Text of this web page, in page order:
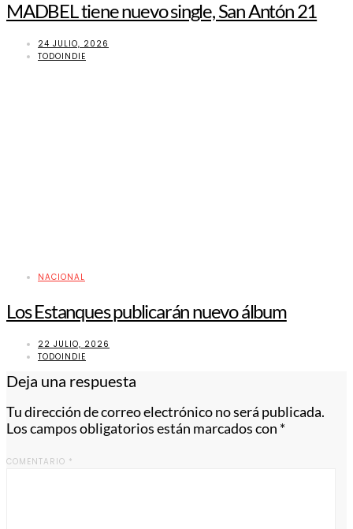
MADBEL tiene nuevo single, San Antón 21
24 JULIO, 2026
TODOINDIE
NACIONAL
Los Estanques publicarán nuevo álbum
22 JULIO, 2026
TODOINDIE
Deja una respuesta
Tu dirección de correo electrónico no será publicada.
Los campos obligatorios están marcados con *
COMENTARIO *